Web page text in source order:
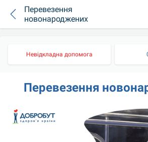
Перевезення
новонароджених
Невідкладна допомога
Перевезення